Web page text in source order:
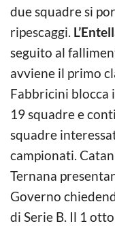
due squadre si
ripescaggi.
seguito al
avviene il primo
Fabbricini blocca
19 squadre e
squadre
campionati.
Ternana
Governo
di Serie B. Il 1